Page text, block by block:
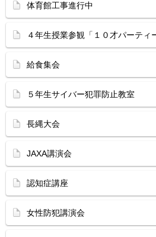
体育館工事進行中
４年生授業参観「１０才パーティ
給食集会
５年生サイバー犯罪防止教室
長縄大会
JAXA講演会
認知症講座
女性防犯講演会